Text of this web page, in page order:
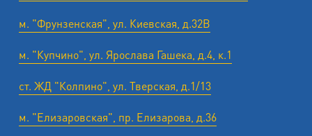
м. "Фрунзенская", ул. Киевская, д.32В
м. "Купчино", ул. Ярослава Гашека, д.4, к.1
ст. ЖД "Колпино", ул. Тверская, д.1/13
м. "Елизаровская", пр. Елизарова, д.36